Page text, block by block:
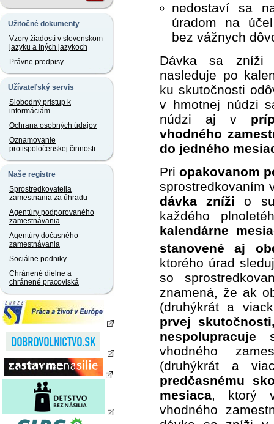
Užitočné dokumenty
Vzory žiadostí v slovenskom
jazyku a iných jazykoch
Právne predpisy
Užívateľský servis
Slobodný prístup k
informáciám
Ochrana osobných údajov
Oznamovanie
protispoločenskej činnosti
Naše registre
Sprostredkovatelia
zamestnania za úhradu
Agentúry podporovaného
zamestnávania
Agentúry dočasného
zamestnávania
Sociálne podniky
Chránené dielne a
chránené pracoviská
nedostaví sa
úradom na
bez vážnych
Dávka sa zníži
nasleduje po
ku skutočnosti
v hmotnej núdzi
núdzi aj v
vhodného
do jedného
Pri opakovanom
sprostredkovaním
dávka znížio
každého
kalendárne
stanovené aj
ktorého úrad
so
znamená, že ak
(druhýkrát a
prvej
nespolupracuje
vhodného
(druhýkrát a
predčasnému
mesiaca, ktorý
vhodného